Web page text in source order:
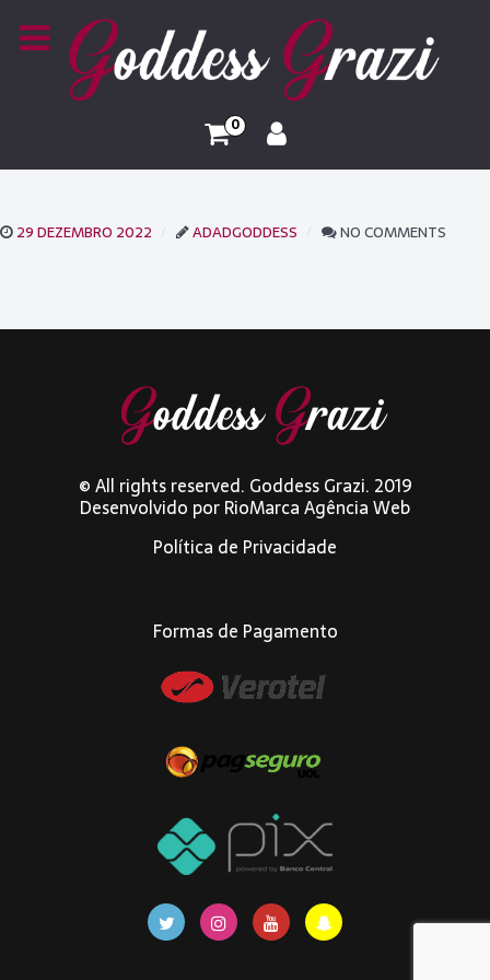
0
29 DEZEMBRO 2022 ADADGODDESS NO COMMENTS
© All rights reserved. Goddess Grazi. 2019
Desenvolvido porRioMarca Agência Web
Política de Privacidade
Formas de Pagamento